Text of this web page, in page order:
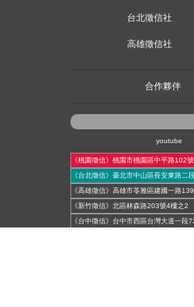
台北徵信社
高雄徵信社
合作夥伴
youtube
《桃園徵信》桃園市桃園區中平路102
《台北徵信》臺北市中山區長安東路二
《高雄徵信》高雄市苓雅區建國一路
《新竹徵信》北區林森路203號4樓之2
《台中徵信》台中市西區台灣大道一段